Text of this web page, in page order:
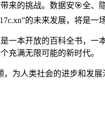
来的挑战。数据安🎯全
的未来发展，将是一
一本开放的百科全书，
充满无限可能的新时代。
为人类社会的进步和发